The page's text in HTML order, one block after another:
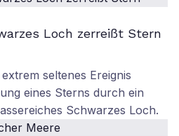
Loch zerreißt Stern
seltenes Ereignis
eines Sterns durch ein
Schwarzes Loch.